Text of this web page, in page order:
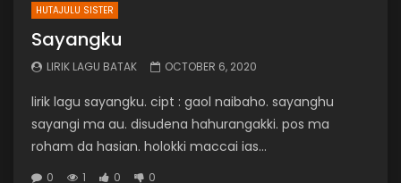
HUTAJULU SISTER
Sayangku
LIRIK LAGU BATAK OCTOBER 6, 2020
lirik lagu sayangku. cipt : gaol naibaho. sayanghu
sayangi ma au. disudena hahurangakki. pos ma
roham da hasian. holokki maccai ias...
0 1 0 0